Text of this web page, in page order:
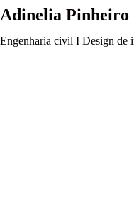
Adinelia Pinheiro
Engenharia civil I Design de